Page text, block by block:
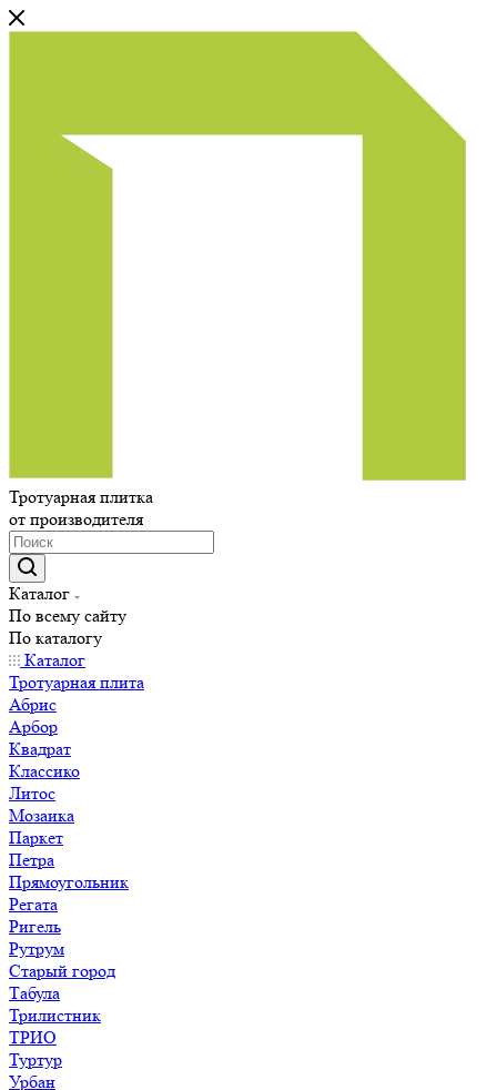
Тротуарная плитка
от производителя
Каталог
По всему сайту
По каталогу
Каталог
Тротуарная плита
Абрис
Арбор
Квадрат
Классико
Литос
Мозаика
Паркет
Петра
Прямоугольник
Регата
Ригель
Рутрум
Старый город
Табула
Трилистник
ТРИО
Туртур
Урбан